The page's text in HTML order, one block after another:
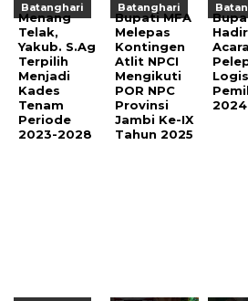
Batanghari
Menang
Telak,
Yakub. S.Ag
Terpilih
Menjadi
Kades
Tenam
Periode
2023-2028
Batanghari
Bupati MFA
Melepas
Kontingen
Atlit NPCI
Mengikuti
POR NPC
Provinsi
Jambi Ke-IX
Tahun 2025
Acara
2024